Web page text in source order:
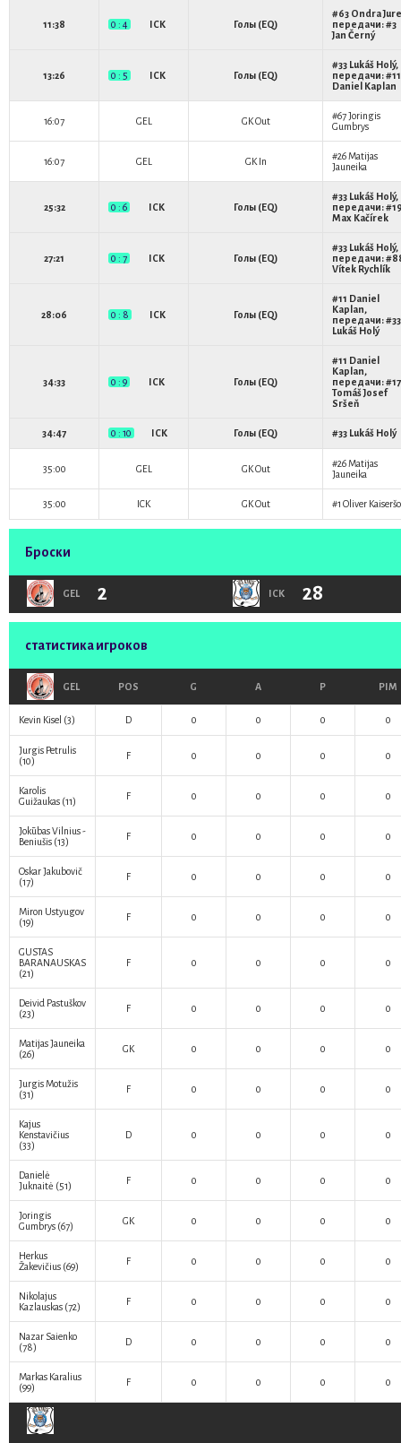
11:38 0 : 4 ICK Голы (EQ)
#63 Ondra
передачи: #3
Jan Černý
13:26 0 : 5 ICK Голы (EQ)
#33 Lukáš Holý,
передачи: #11
Daniel Kaplan
16:07 GEL GK Out #67Joringis
Gumbrys
16:07 GEL GK In #26Matijas
Jauneika
25:32 0 : 6 ICK Голы (EQ)
#33 Lukáš Holý,
передачи:
Max Kačírek
27:21 0 : 7 ICK Голы (EQ)
#33 Lukáš Holý,
передачи:
Vítek Rychlík
28:06 0 : 8 ICK Голы (EQ)
#11 Daniel
Kaplan,
передачи: #33
Lukáš Holý
34:33 0 : 9 ICK Голы (EQ)
#11 Daniel
Kaplan,
передачи: #17
Tomáš Josef
Sršeň
34:47 0 : 10 ICK Голы (EQ) #33 Lukáš Holý
35:00 GEL GK Out #26Matijas
Jauneika
35:00 ICK GK Out #1 Oliver
Броски
GEL 2 ICK 28
статистика игроков
GEL POS G A P PIM
Kevin Kisel (3) D 0 0 0 0
Jurgis Petrulis
(10)
F 0 0 0 0
Karolis
Guižaukas (11) F 0 0 0 0
Jokūbas Vilnius -
Beniušis (13) F 0 0 0 0
Oskar Jakubovič
(17)
F 0 0 0 0
Miron Ustyugov
(19)
F 0 0 0 0
GUSTAS
BARANAUSKAS
(21)
F 0 0 0 0
Deivid Pastuškov
(23)
F 0 0 0 0
Matijas Jauneika
(26)
GK 0 0 0 0
Jurgis Motužis
(31)
F 0 0 0 0
Kajus
Kenstavičius
(33)
D 0 0 0 0
Danielė
Juknaitė (51) F 0 0 0 0
Joringis
Gumbrys (67) GK 0 0 0 0
Herkus
Žakevičius (69) F 0 0 0 0
Nikolajus
Kazlauskas (72) F 0 0 0 0
Nazar Saienko
(78)
D 0 0 0 0
Markas Karalius
(99)
F 0 0 0 0